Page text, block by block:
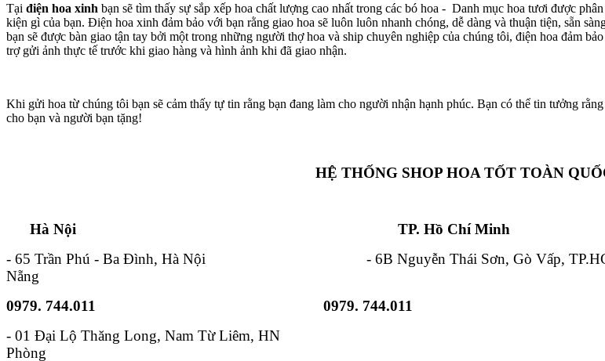
Tại điện hoa xinh bạn sẽ tìm thấy sự sắp xếp hoa chất lượng cao nhất trong các bó hoa - Danh mục hoa tươi được
kiện gì của bạn. Điện hoa xinh đảm bảo với bạn rằng giao hoa sẽ luôn luôn nhanh chóng, dễ dàng và thuận tiện, sẵn
bạn sẽ được bàn giao tận tay bởi một trong những người thợ hoa và ship chuyên nghiệp của chúng tôi, điện hoa đảm
trợ gửi ảnh thực tế trước khi giao hàng và hình ảnh khi đã giao nhận.
Khi gửi hoa từ chúng tôi bạn sẽ cảm thấy tự tin rằng bạn đang làm cho người nhận hạnh phúc. Bạn có thể tin tưởng
cho bạn và người bạn tặng!
HỆ THỐNG SHOP HOA TỐT TOÀN
Hà Nội TP. Hồ Chí Minh
- 65 Trần Phú - Ba Đình, Hà Nội - 6B Nguyễn Thái Sơn, Gò Vấp,
Nẵng
0979. 744.011
0979. 744.011
- 01 Đại Lộ Thăng Long, Nam Từ Liêm, HN - 12
Phòng